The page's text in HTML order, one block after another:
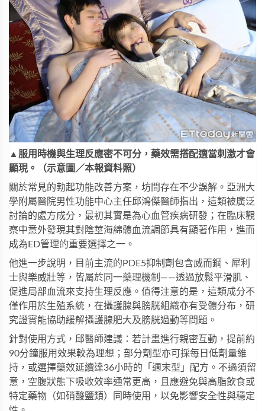
▲服用時機與生理反應密不可分，藥效需搭配適當刺激才會
顯現。（示意圖／本報資料照）
關於常見的勃起功能改善方案，坊間存在不少誤解。亞洲大
學附屬醫院男性功能中心主任邱鴻傑醫師指出，這類被廣泛
討論的處方成分，最初其實是為心血管疾病研發；在臨床觀
察中意外發現其對陰莖海綿體血流調節具有顯著作用，進而
成為ED管理的重要選擇之一。
他進一步說明，目前主流的PDE5抑制劑包含威而鋼、犀利
士與樂威壯等，皆屬於同一藥理機制——透過放鬆平滑肌、
促進局部血流來支持生理反應。值得注意的是，這類成分不
僅作用於生殖系統，在攝護腺與膀胱組織亦有受體分布，研
究證實能協助緩解攝護腺肥大及膀胱過動等問題。
針對使用方式，邱醫師建議：若計畫進行親密互動，提前約
90分鐘服用效果較為理想；部分劑型亦可採每日低劑量維
持，或選擇藥效延續達36小時的「週末型」配方。不過須留
意，空腹狀態下吸收效率通常更高，且應避免與高脂飲食或
特定藥物（如硝酸鹽類）同時使用，以免影響安全性與穩定